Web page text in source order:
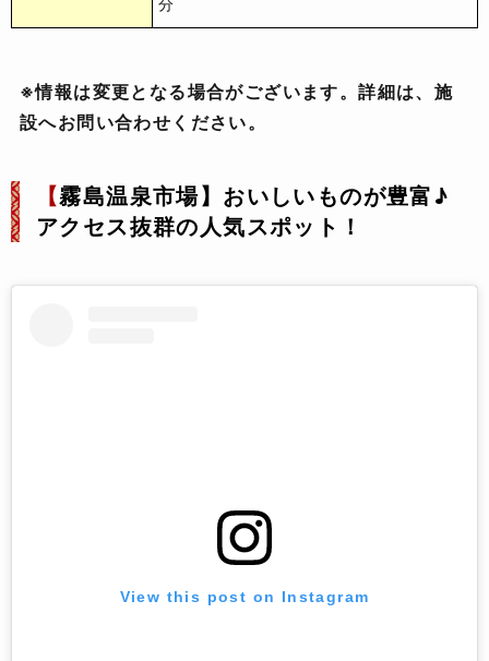
分
※情報は変更となる場合がございます。詳細は、施
設へお問い合わせください。
【霧島温泉市場】おいしいものが豊富♪
アクセス抜群の人気スポット！
View this post on Instagram